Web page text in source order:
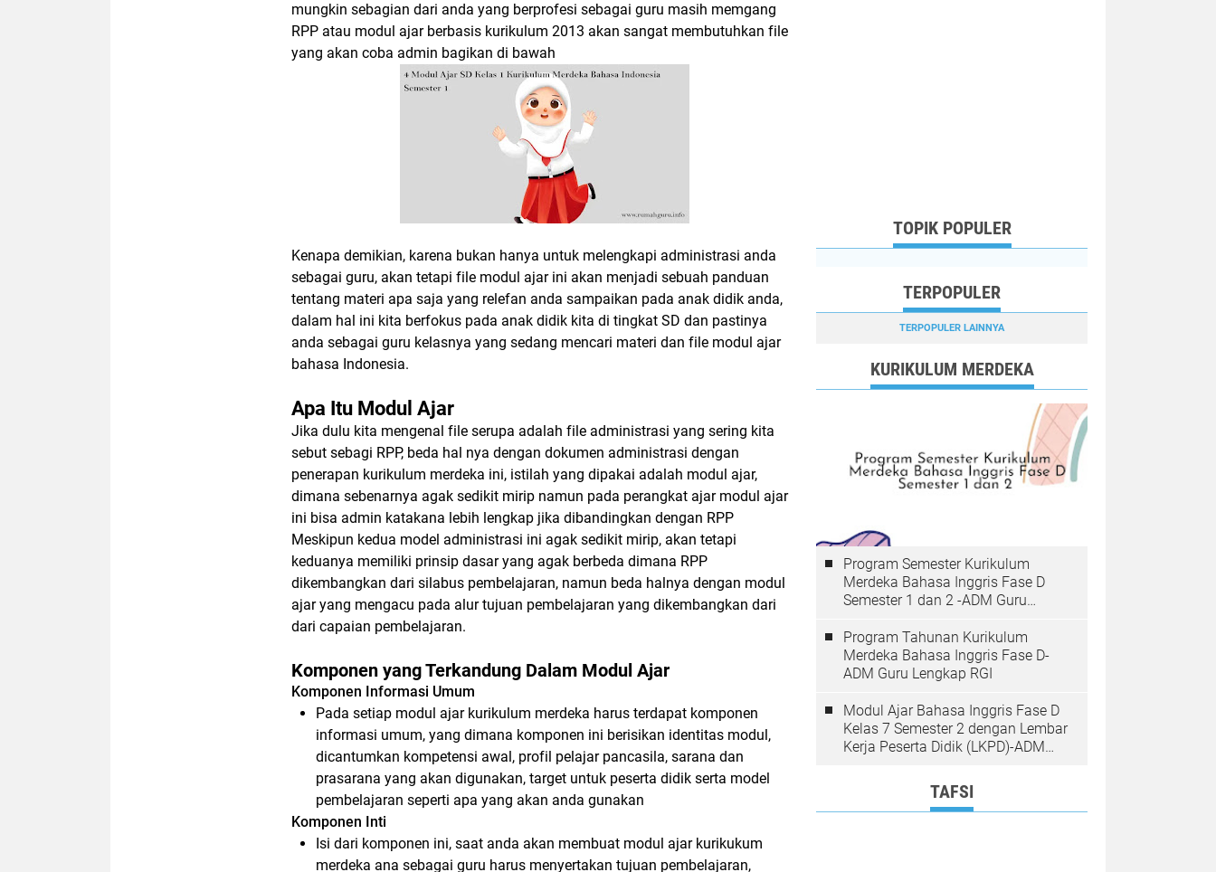
mungkin sebagian dari anda yang berprofesi sebagai guru masih memgang
RPP atau modul ajar berbasis kurikulum 2013 akan sangat membutuhkan file
yang akan coba admin bagikan di bawah
Kenapa demikian, karena bukan hanya untuk melengkapi administrasi anda
sebagai guru, akan tetapi file modul ajar ini akan menjadi sebuah panduan
tentang materi apa saja yang relefan anda sampaikan pada anak didik anda,
dalam hal ini kita berfokus pada anak didik kita di tingkat SD dan pastinya
anda sebagai guru kelasnya yang sedang mencari materi dan file modul ajar
bahasa Indonesia.
Apa Itu Modul Ajar
Jika dulu kita mengenal file serupa adalah file administrasi yang sering kita
sebut sebagi RPP, beda hal nya dengan dokumen administrasi dengan
penerapan kurikulum merdeka ini, istilah yang dipakai adalah modul ajar,
dimana sebenarnya agak sedikit mirip namun pada perangkat ajar modul ajar
ini bisa admin katakana lebih lengkap jika dibandingkan dengan RPP
Meskipun kedua model administrasi ini agak sedikit mirip, akan tetapi
keduanya memiliki prinsip dasar yang agak berbeda dimana RPP
dikembangkan dari silabus pembelajaran, namun beda halnya dengan modul
ajar yang mengacu pada alur tujuan pembelajaran yang dikembangkan dari
dari capaian pembelajaran.
Komponen yang Terkandung Dalam Modul Ajar
Komponen Informasi Umum
Pada setiap modul ajar kurikulum merdeka harus terdapat komponen
informasi umum, yang dimana komponen ini berisikan identitas modul,
dicantumkan kompetensi awal, profil pelajar pancasila, sarana dan
prasarana yang akan digunakan, target untuk peserta didik serta model
pembelajaran seperti apa yang akan anda gunakan
Komponen Inti
Isi dari komponen ini, saat anda akan membuat modul ajar kurikukum
merdeka ana sebagai guru harus menyertakan tujuan pembelajaran,
TOPIK POPULER
TERPOPULER
TERPOPULER LAINNYA
KURIKULUM MERDEKA
Program Semester Kurikulum
Merdeka Bahasa Inggris Fase D
Semester 1 dan 2 -ADM Guru
Program Tahunan Kurikulum
Merdeka Bahasa Inggris Fase D-
ADM Guru Lengkap RGI
Modul Ajar Bahasa Inggris Fase D
Kelas 7 Semester 2 dengan Lembar
Kerja Peserta Didik (LKPD)-ADM
TAFSI